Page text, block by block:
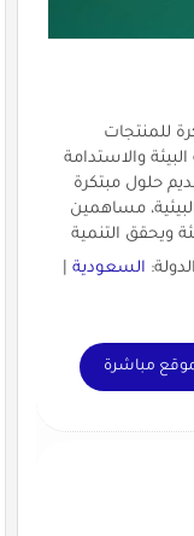
للمنتجات
والاستدامة
من خلال تقديم حلول مبتكرة
مساهمين
ويحقق التنمية
السعودية|
مباشرة